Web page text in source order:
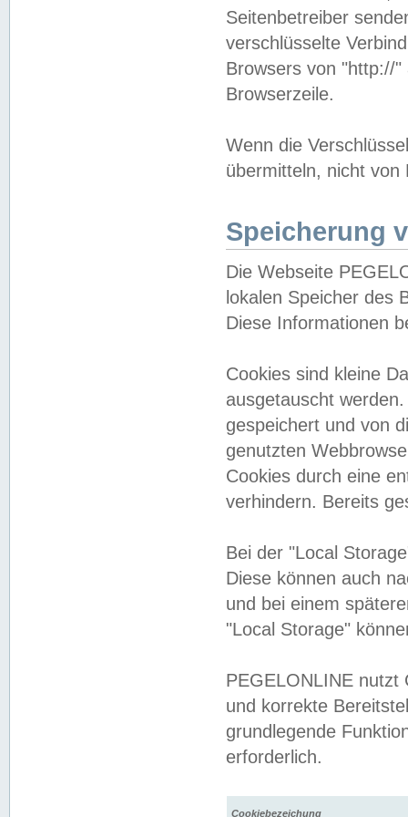
Seitenbetreiber
verschlüsselte
Browsers von "http://
Browserzeile.
Wenn die
übermitteln, nicht von
Speicherung
Die Webseite
lokalen Speicher des
Diese Informationen
Cookies sind kleine
ausgetauscht
gespeichert und von
genutzten
Cookies durch eine
verhindern. Bereits
Bei der "Local
Diese können auch
und bei einem
"Local Storage"
PEGELONLINE nutzt
und korrekte
grundlegende
erforderlich.
Cookiebezeichung